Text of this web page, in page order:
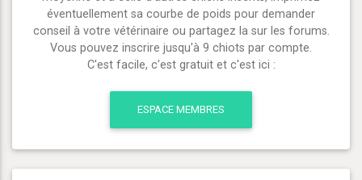
éventuellement sa courbe de poids pour demander
conseil à votre vétérinaire ou partagez la sur les forums.
Vous pouvez inscrire jusqu'à 9 chiots par compte.
C'est facile, c'est gratuit et c'est ici :
ESPACE MEMBRES